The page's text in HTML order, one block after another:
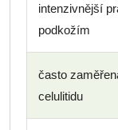
intenzivnější
podkožím
často
celulitidu